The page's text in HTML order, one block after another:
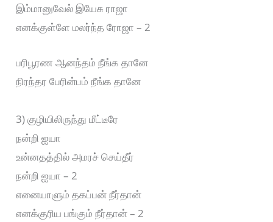
இம்மானுவேல் இயேசு ராஜா
எனக்குள்ளே மலர்ந்த ரோஜா – 2
பரிபூரண ஆனந்தம் நீங்க தானே
நிரந்தர பேரின்பம் நீங்க தானே
3) குழியிலிருந்து மீட்டீரே
நன்றி ஐயா
உன்னதத்தில் அமரச் செய்தீர்
நன்றி ஐயா – 2
எனையாளும் தகப்பன் நீர்தான்
எனக்குரிய பங்கும் நீர்தான் – 2